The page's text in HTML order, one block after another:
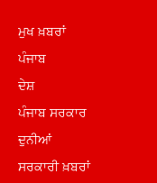
ਮੁਖ ਖ਼ਬਰਾਂ
ਪੰਜਾਬ
ਦੇਸ਼
ਪੰਜਾਬ ਸਰਕਾਰ
ਦੁਨੀਆਂ
ਸਰਕਾਰੀ ਖ਼ਬਰਾਂ